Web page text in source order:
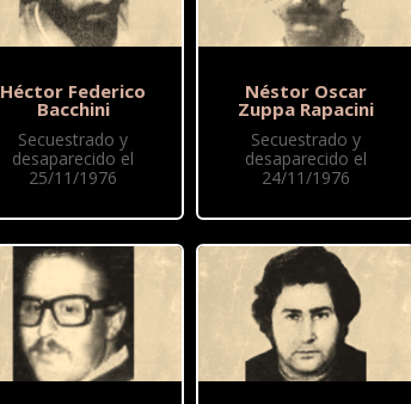
Héctor Federico
Bacchini
Secuestrado y
desaparecido el
25/11/1976
Néstor Oscar
Zuppa Rapacini
Secuestrado y
desaparecido el
24/11/1976